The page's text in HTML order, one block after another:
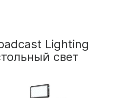
Lighting
свет